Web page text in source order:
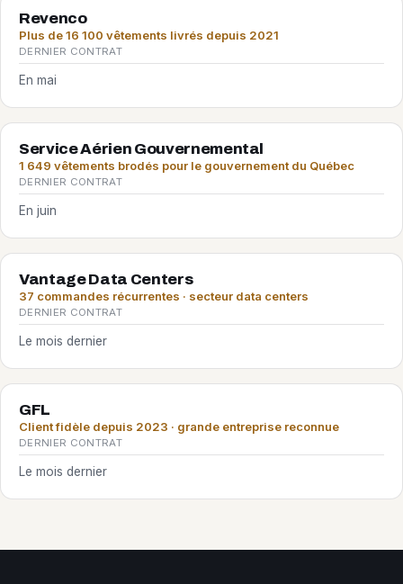
Revenco
Plus de 16 100 vêtements livrés depuis 2021
DERNIER CONTRAT
En mai
Service Aérien Gouvernemental
1 649 vêtements brodés pour le gouvernement du Québec
DERNIER CONTRAT
En juin
Vantage Data Centers
37 commandes récurrentes · secteur data centers
DERNIER CONTRAT
Le mois dernier
GFL
Client fidèle depuis 2023 · grande entreprise reconnue
DERNIER CONTRAT
Le mois dernier